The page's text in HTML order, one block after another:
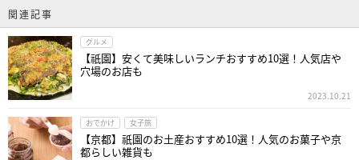
関連記事
グルメ
【祇園】安くて美味しいランチおすすめ10選！人気店や
穴場のお店も
2023.10.21
おでかけ 女子旅
【京都】祇園のお土産おすすめ10選！人気のお菓子や京
都らしい雑貨も